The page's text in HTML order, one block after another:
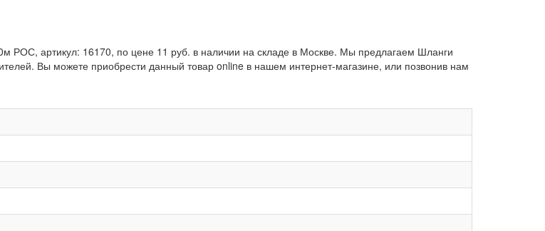
РОС, артикул: 16170, по цене 11 руб. в наличии на складе в Москве. Мы предлагаем Шланги
Вы можете приобрести данный товар online в нашем интернет-магазине, или позвонив нам